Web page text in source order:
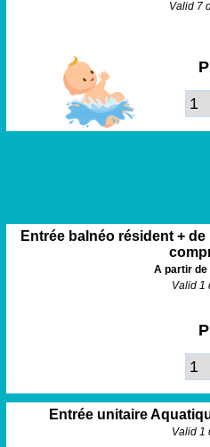
Valid 7
Entrée balnéo résident +
A partir de
Valid 1
Entrée unitaire
Valid 1